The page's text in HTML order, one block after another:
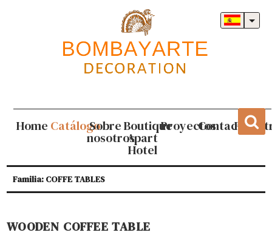
Home CatálogoSobre
nosotros
Boutique
Apart
Hotel
ProyectosContacto
Familia: COFFE TABLES
WOODEN COFFEE TABLE